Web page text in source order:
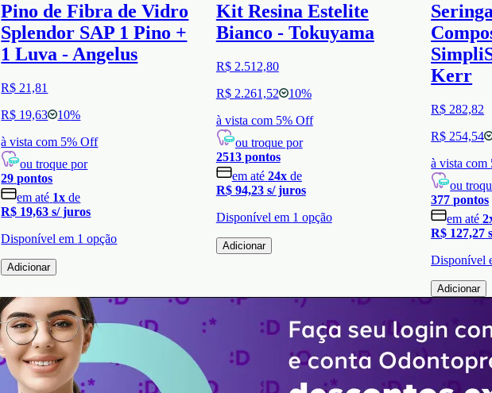
Pino de Fibra de Vidro
Splendor SAP 1 Pino +
1 Luva - Angelus
R$ 21,81
R$ 19,63
10%
à vista com 5% Off
ou troque por
29 pontos
em até 1x de
R$ 19,63 s/ juros
Disponível em 1 opção
Adicionar
Kit Resina Estelite
Bianco - Tokuyama
R$ 2.512,80
R$ 2.261,52
10%
à vista com 5% Off
ou troque por
2513pontos
em até 24x de
R$ 94,23 s/ juros
Disponível em 1 opção
Adicionar
Kerr
R$ 282,82
R$ 254,54
à vista com
ou
377 pontos
em até 2
R$ 127,27
Disponível
Adicionar